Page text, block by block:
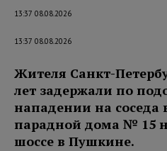
13:37 08.08.2026
13:37 08.08.2026
Жителя Санкт-
лет задержали по
нападении на соседа
парадной дома № 15
шоссе в Пушкине.